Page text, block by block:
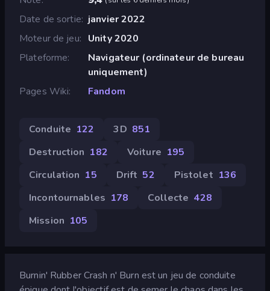
Date de sortie janvier 2022
Moteur de jeu
Unity 2020
Plateforme
Navigateur (ordinateur de bureau
uniquement)
Pages Wiki
Fandom
Conduite 122 3D 851
Destruction 182 Voiture 195
Circulation 15 Drift 52 Pistolet 136
Incontournables 178 Collecte 428
Mission 105
Burnin' Rubber Crash n' Burn est un jeu de conduite